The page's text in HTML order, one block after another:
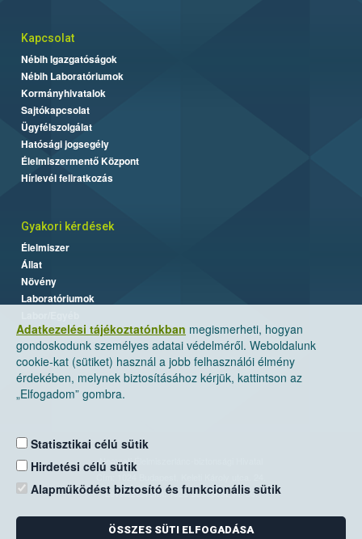
Adatkezelési tájékoztatónkban megismerheti, hogyan
gondoskodunk személyes adatai védelméről. Weboldalunk
cookie-kat (sütiket) használ a jobb felhasználói élmény
érdekében, melynek biztosításához kérjük, kattintson az
„Elfogadom” gombra.
Statisztikai célú sütik
Hirdetési célú sütik
Alapműködést biztosító és funkcionális sütik
ÖSSZES SÜTI ELFOGADÁSA
Kapcsolat
Nébih Igazgatóságok
Nébih Laboratóriumok
Kormányhivatalok
Sajtókapcsolat
Ügyfélszolgálat
Hatósági jogsegély
Élelmiszermentő Központ
Hírlevél feliratkozás
Gyakori kérdések
Élelmiszer
Állat
Növény
Laboratóriumok
Nemzeti Élelmiszerlánc-biztonsági Hivatal
Levelezési cím: 1525 Budapest. Pf. 30.